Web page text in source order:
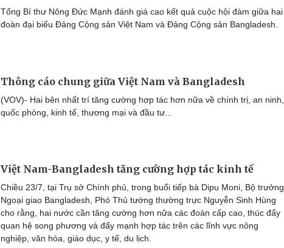
Tổng Bí thư Nông Đức Mạnh đánh giá cao kết quả cuộc hội đàm giữa hai
đoàn đại biểu Đảng Cộng sản Việt Nam và Đảng Cộng sản Bangladesh.
Thông cáo chung giữa Việt Nam và Bangladesh
(VOV)- Hai bên nhất trí tăng cường hợp tác hơn nữa về chính trị, an ninh,
quốc phòng, kinh tế, thương mại và đầu tư...
Việt Nam-Bangladesh tăng cường hợp tác kinh tế
Chiều 23/7, tại Trụ sở Chính phủ, trong buổi tiếp bà Dipu Moni, Bộ trưởng
Ngoại giao Bangladesh, Phó Thủ tướng thường trực Nguyễn Sinh Hùng
cho rằng, hai nước cần tăng cường hơn nữa các đoàn cấp cao, thúc đẩy
quan hệ song phương và đẩy mạnh hợp tác trên các lĩnh vực nông
nghiệp, văn hóa, giáo dục, y tế, du lịch.